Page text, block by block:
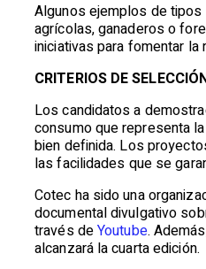
Algunos ejemplos de tipos
agrícolas, ganaderos o
iniciativas para fomentar
CRITERIOS DE
Los candidatos a
consumo que representa
bien definida. Los
las facilidades que se
Cotec ha sido una
documental divulgativo
través deYoutube.
alcanzará la cuarta edición.